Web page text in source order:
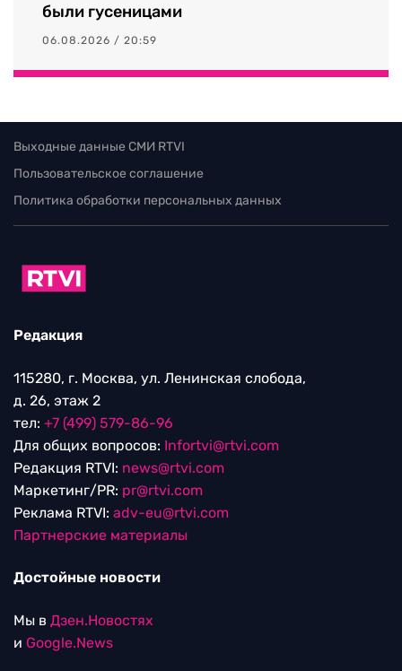
были гусеницами
06.08.2026 / 20:59
Выходные данные СМИ RTVI
Пользовательское соглашение
Политика обработки персональных данных
Редакция
115280, г. Москва, ул. Ленинская слобода,
д. 26, этаж 2
тел: +7 (499) 579-86-96
Для общих вопросов: Infortvi@rtvi.com
Редакция RTVI: news@rtvi.com
Маркетинг/PR: pr@rtvi.com
Реклама RTVI: adv-eu@rtvi.com
Партнерские материалы
Достойные новости
Мы в Дзен.Новостях
и Google.News